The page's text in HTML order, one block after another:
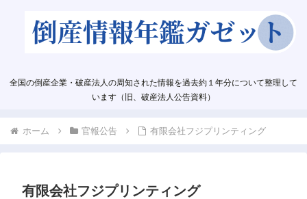
全国の倒産企業・破産法人の周知された情報を過去約１年分について整理して
います（旧、破産法人公告資料）
ホーム 官報公告 有限会社フジプリンティング
有限会社フジプリンティング